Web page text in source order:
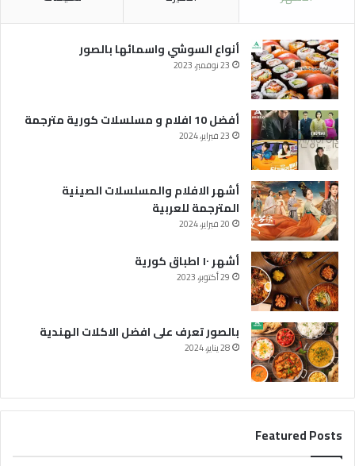
أنواع السوشي واسمائها بالصور
23 نوفمبر، 2023
أفضل 10 افلام و مسلسلات كورية مترجمة
23 فبراير، 2024
أشهر الافلام والمسلسلات الصينية
المترجمة للعربية
20 فبراير، 2024
أشهر ١٠ اطباق كورية
29 أكتوبر، 2023
بالصور تعرف على افضل الاكلات الهندية
28 يناير، 2024
Featured Posts